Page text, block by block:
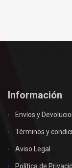
Información
Envíos y
Términos y
Aviso Legal
Política de